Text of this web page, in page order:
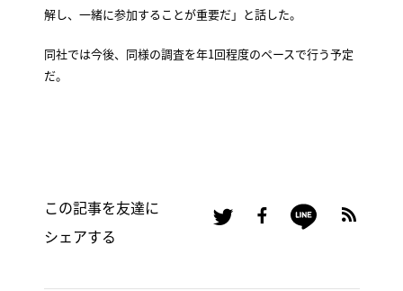
解し、一緒に参加することが重要だ」と話した。
同社では今後、同様の調査を年1回程度のペースで行う予定
だ。
この記事を友達に
シェアする